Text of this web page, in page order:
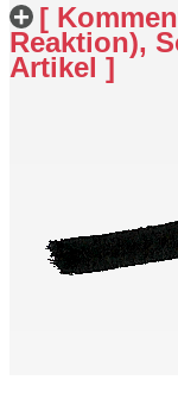
[
Reaktion),
Artikel ]